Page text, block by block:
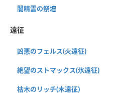
闇精霊の祭壇
遠征
凶悪のフェルス(火遠征)
絶望のストマックス(氷遠征)
枯木のリッチ(木遠征)